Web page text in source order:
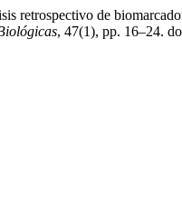
retrospectivo de
, 47(1), pp. 16–24.